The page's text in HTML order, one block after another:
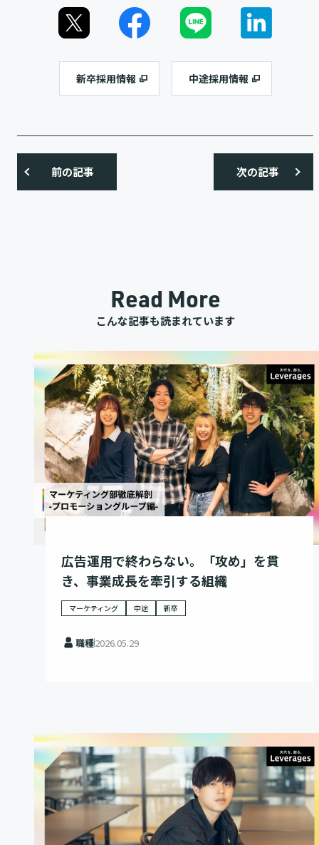
新卒採用情報 中途採用情報
前の記事 次の記事
Read More
こんな記事も読まれています
広告運用で終わらない。「攻め」を貫
き、事業成長を牽引する組織
マーケティング 中途 新卒
職種2026.05.29